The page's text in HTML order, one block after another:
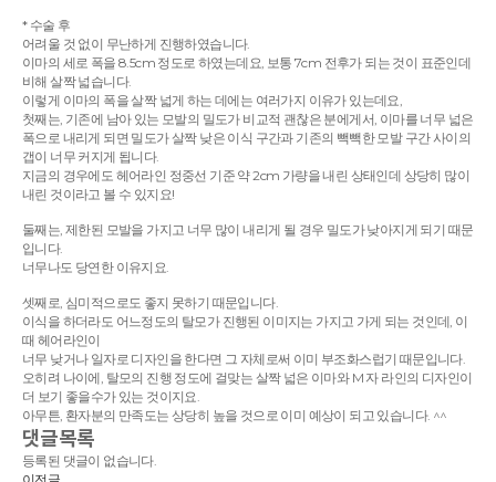
* 수술 후
어려울 것 없이 무난하게 진행하였습니다.
이마의 세로 폭을 8.5cm 정도로 하였는데요, 보통 7cm 전후가 되는 것이 표준인데
비해 살짝 넓습니다.
이렇게 이마의 폭을 살짝 넓게 하는 데에는 여러가지 이유가 있는데요,
첫째는, 기존에 남아 있는 모발의 밀도가 비교적 괜찮은 분에게서, 이마를 너무 넓은
폭으로 내리게 되면 밀도가 살짝 낮은 이식 구간과 기존의 빽빽한 모발 구간 사이의
갭이 너무 커지게 됩니다.
지금의 경우에도 헤어라인 정중선 기준 약 2cm 가량을 내린 상태인데 상당히 많이
내린 것이라고 볼 수 있지요!
둘째는, 제한된 모발을 가지고 너무 많이 내리게 될 경우 밀도가 낮아지게 되기 때문
입니다.
너무나도 당연한 이유지요.
셋째로, 심미적으로도 좋지 못하기 때문입니다.
이식을 하더라도 어느정도의 탈모가 진행된 이미지는 가지고 가게 되는 것인데, 이
때 헤어라인이
너무 낮거나 일자로 디자인을 한다면 그 자체로써 이미 부조화스럽기 때문입니다.
오히려 나이에, 탈모의 진행 정도에 걸맞는 살짝 넓은 이마와 M 자 라인의 디자인이
더 보기 좋을수가 있는 것이지요.
아무튼, 환자분의 만족도는 상당히 높을 것으로 이미 예상이 되고 있습니다. ^^
댓글목록
등록된 댓글이 없습니다.